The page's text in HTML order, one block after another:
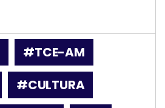
#TCE-AM
#CULTURA